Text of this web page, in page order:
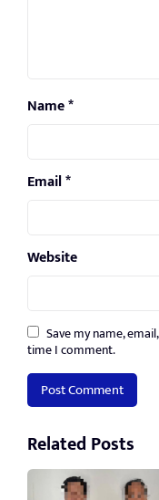
Name*
Email*
Website
Save my name,
time I comment.
Related Posts